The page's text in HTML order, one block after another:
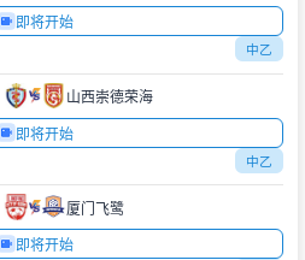
即将开始
中乙
山西崇德荣海
即将开始
中乙
厦门飞鹭
即将开始